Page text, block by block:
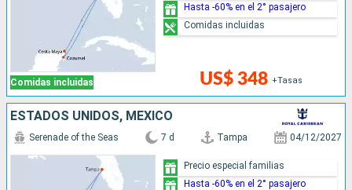
Comidas incluidas US$ 348 +Tasas
Hasta -60% en el 2° pasajero
Comidas incluidas
ESTADOS UNIDOS, MÉXICO
Serenade of the Seas 7 d Tampa 04/12/2027
Precio especial familias
Hasta -60% en el 2° pasajero